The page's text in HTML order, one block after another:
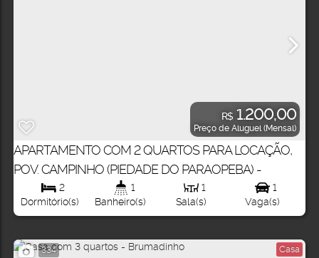
R$ 1.200,00
Preço de Aluguel (Mensal)
APARTAMENTO COM 2 QUARTOS PARA LOCAÇÃO,
POV. CAMPINHO (PIEDADE DO PARAOPEBA) -
BRUMADINHO
2
Dormitório(s)
1
Banheiro(s)
1
Sala(s)
1
Vaga(s)
334 Casa